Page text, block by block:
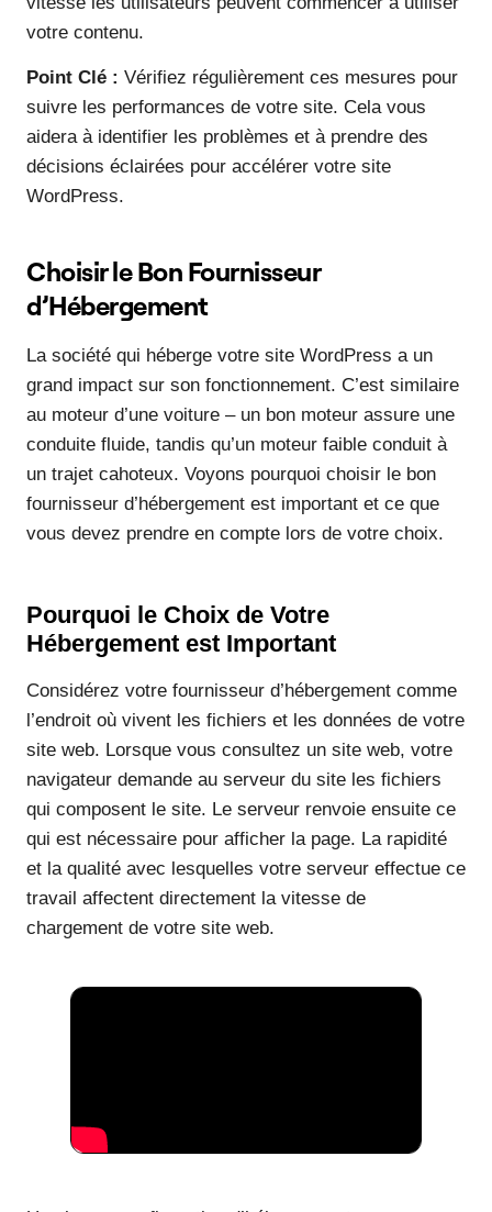
votre contenu.
Point Clé : Vérifiez régulièrement ces mesures pour
suivre les performances de votre site. Cela vous
aidera à identifier les problèmes et à prendre des
décisions éclairées pour accélérer votre site
WordPress.
Choisir le Bon Fournisseur
d’Hébergement
La société qui héberge votre site WordPress a un
grand impact sur son fonctionnement. C’est similaire
au moteur d’une voiture – un bon moteur assure une
conduite fluide, tandis qu’un moteur faible conduit à
un trajet cahoteux. Voyons pourquoi choisir le bon
fournisseur d’hébergement est important et ce que
vous devez prendre en compte lors de votre choix.
Pourquoi le Choix de Votre
Hébergement est Important
Considérez votre fournisseur d’hébergement comme
l’endroit où vivent les fichiers et les données de votre
site web. Lorsque vous consultez un site web, votre
navigateur demande au serveur du site les fichiers
qui composent le site. Le serveur renvoie ensuite ce
qui est nécessaire pour afficher la page. La rapidité
et la qualité avec lesquelles votre serveur effectue ce
travail affectent directement la vitesse de
chargement de votre site web.